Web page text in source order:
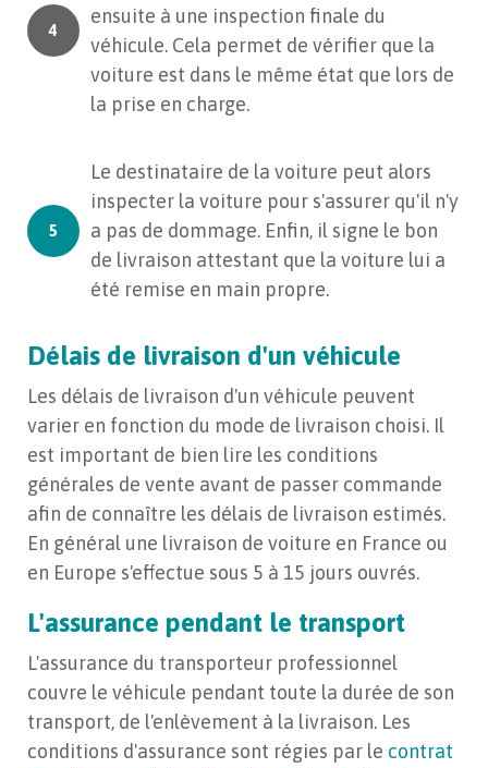
ensuite à une inspection finale du
véhicule. Cela permet de vérifier que la
voiture est dans le même état que lors de
la prise en charge.
Le destinataire de la voiture peut alors
inspecter la voiture pour s'assurer qu'il n'y
a pas de dommage. Enfin, il signe le bon
de livraison attestant que la voiture lui a
été remise en main propre.
Délais de livraison d'un véhicule
Les délais de livraison d'un véhicule peuvent
varier en fonction du mode de livraison choisi. Il
est important de bien lire les conditions
générales de vente avant de passer commande
afin de connaître les délais de livraison estimés.
En général une livraison de voiture en France ou
en Europe s'effectue sous 5 à 15 jours ouvrés.
L'assurance pendant le transport
L'assurance du transporteur professionnel
couvre le véhicule pendant toute la durée de son
transport, de l'enlèvement à la livraison. Les
conditions d'assurance sont régies par le contrat